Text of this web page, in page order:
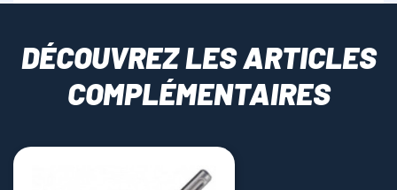
DÉCOUVREZ LES ARTICLES
COMPLÉMENTAIRES